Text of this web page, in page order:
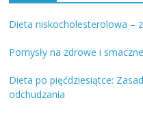
Dieta niskocholesterolowa –
Pomysły na zdrowe i
Dieta po pięćdziesiątce:
odchudzania